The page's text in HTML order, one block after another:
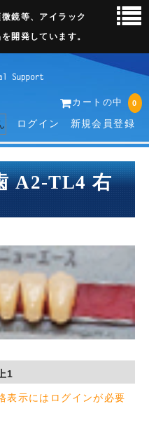
鏡等、アイラック
開発しています。
カートの中 0
ログイン 新規会員登録
A2-TL4 右
1
表示にはログインが必要